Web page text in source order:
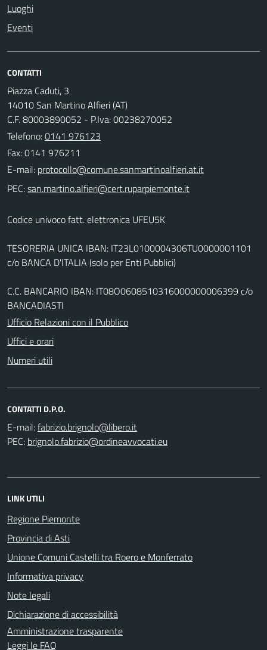
Luoghi
Eventi
CONTATTI
Piazza Caduti, 3
14010 San Martino Alfieri (AT)
C.F. 80003890052 - P.Iva: 00238270052
Telefono:0141 976123
Fax: 0141 976211
E-mail:
PEC:
Codice univoco fatt. elettronica UFEU5K
TESORERIA UNICA IBAN: IT23L0100004306TU0000001101
c/o BANCA D'ITALIA (solo per Enti Pubblici)
C.C. BANCARIO IBAN: IT08O0608510316000000006399 c/o
BANCADIASTI
Ufficio Relazioni con il Pubblico
Uffici e orari
Numeri utili
CONTATTI D.P.O.
E-mail:
PEC:
LINK UTILI
Regione Piemonte
Provincia di Asti
Unione Comuni Castelli tra Roero e Monferrato
Informativa privacy
Note legali
Dichiarazione di accessibilità
Amministrazione trasparente
Leggi le FAQ